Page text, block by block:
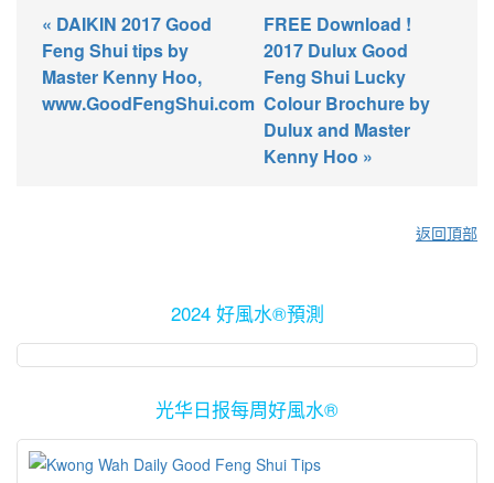
« DAIKIN 2017 Good
Feng Shui tips by
Master Kenny Hoo,
www.GoodFengShui.com
FREE Download !
2017 Dulux Good
Feng Shui Lucky
Colour Brochure by
Dulux and Master
Kenny Hoo »
返回頂部
2024 好風水®預測
光华日报每周好風水®